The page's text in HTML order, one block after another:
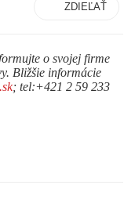
ZDIEĽAŤ
o svojej firme
Bližšie informácie
; tel:+421 2 59 233